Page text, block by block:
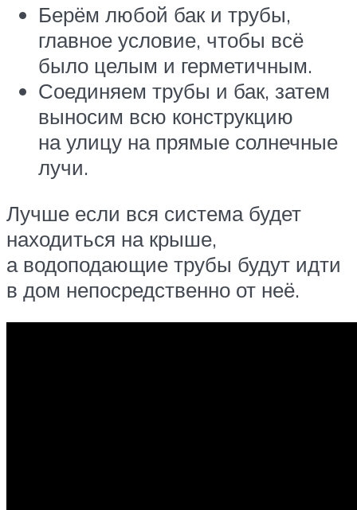
Берём любой бак и трубы,
главное условие, чтобы всё
было целым и герметичным.
Соединяем трубы и бак, затем
выносим всю конструкцию
на улицу на прямые солнечные
лучи.
Лучше если вся система будет
находиться на крыше,
а водоподающие трубы будут идти
в дом непосредственно от неё.